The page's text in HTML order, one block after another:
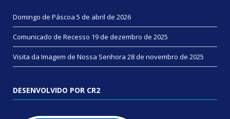
Domingo de Páscoa 5 de abril de 2026
Comunicado de Recesso 19 de dezembro de 2025
Visita da Imagem de Nossa Senhora 28 de novembro de 2025
DESENVOLVIDO POR CR2